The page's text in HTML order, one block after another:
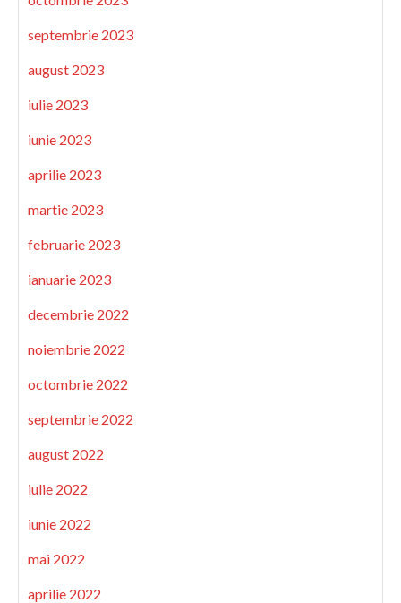
septembrie 2023
august 2023
iulie 2023
iunie 2023
aprilie 2023
martie 2023
februarie 2023
ianuarie 2023
decembrie 2022
noiembrie 2022
octombrie 2022
septembrie 2022
august 2022
iulie 2022
iunie 2022
mai 2022
aprilie 2022